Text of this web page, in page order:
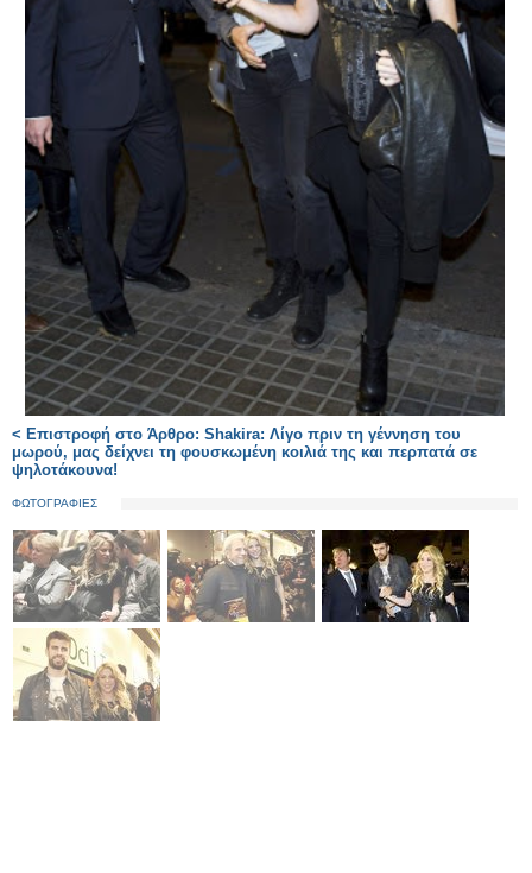
< Επιστροφή στο Άρθρο: Shakira: Λίγο πριν τη γέννηση του
μωρού, μας δείχνει τη φουσκωμένη κοιλιά της και περπατά σε
ψηλοτάκουνα!
ΦΩΤΟΓΡΑΦΙΕΣ